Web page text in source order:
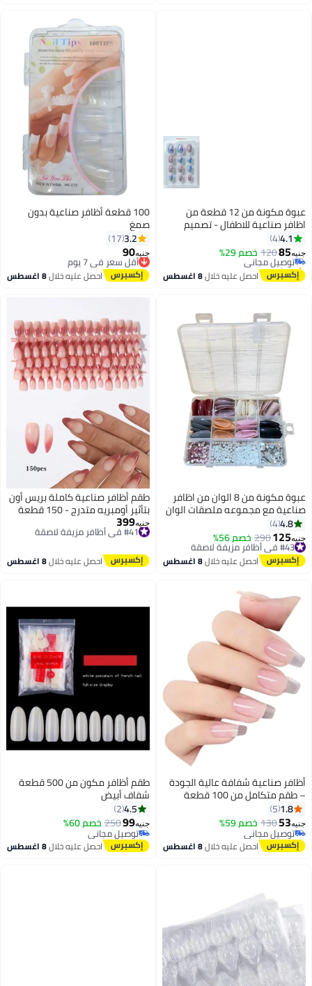
عبوة مكونة من 12 قطعة من
اظافر صناعية للاطفال - تصميم
مميز لاصق دبل فيس
4.1
4
جنيه85
120 خصم 29%
توصيل مجاني
بتخلّص بسرعة
توصيل مجانياحصل عليه خلال8 اغسطس
100 قطعة أظافر صناعية بدون
صمغ
3.2
17
جنيه90
أقل سعر في 7 يوم
توصيل مجاني
أقل سعر في 7 يوماحصل عليه خلال8 اغسطس
عبوة مكونة من 8 الوان من اظافر
صناعية مع مجموعه ملصقات الوان
واشكال عشوائيه - تصميم مميز
4.8
4
جنيه125
290 خصم 56% #43 في أظافر مزيفة لاصقة
توصيل مجاني
#43 في أظافر مزيفة لاصقة احصل عليه خلال8 اغسطس
​طقم أظافر صناعية كاملة بريس أون
بتأثير أومبريه متدرج - 150 قطعة
شكل لوزي متوسط، أظافر فرينش
نود ووردي جاهزة للصق - متعدد
جنيه399
#41 في أظافر مزيفة لاصقة
توصيل مجاني
احصل عليه خلال8 اغسطس
أظافر صناعية شفافة عالية الجودة
– طقم متكامل من 100 قطعة
بأطوال مختلفة لتصاميم فنية
فريدة، سهلة التركيب وتناسب
الاستخدام المنزلي أو في صالونات
التجميل.
1.8
5
جنيه53
130 خصم 59%
توصيل مجاني
توصيل مجانياحصل عليه خلال8 اغسطس
طقم أظافر مكون من 500 قطعة
شفاف أبيض
4.5
2
جنيه99
250 خصم 60%
توصيل مجاني
توصيل مجانياحصل عليه خلال8 اغسطس